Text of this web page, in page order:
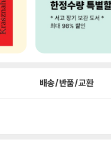
배송/반품/교환